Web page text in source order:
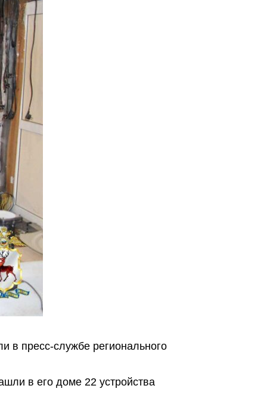
в пресс-службе регионального
в его доме 22 устройства